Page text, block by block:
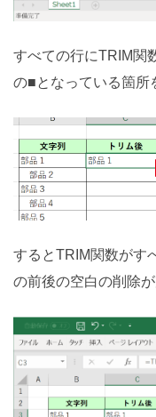
すべての行にTRIM関
の■となっている箇所
するとTRIM関数がす
の前後の空白の削除が